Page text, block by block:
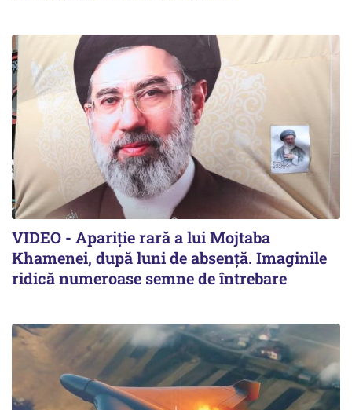
VIDEO - Apariție rară a lui Mojtaba
Khamenei, după luni de absență. Imaginile
ridică numeroase semne de întrebare